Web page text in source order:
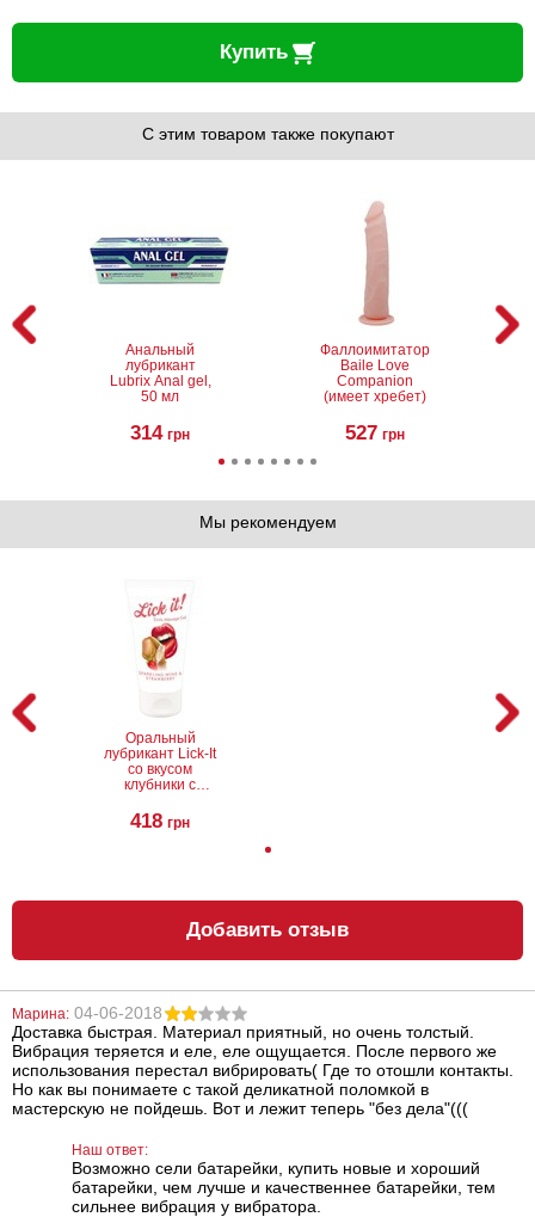
Купить
С этим товаром также покупают
Анальный
лубрикант
Lubrix Anal gel,
50 мл
314 грн
Фаллоимитатор
Baile Love
Companion
(имеет хребет)
527 грн
Трусы Push Up
Effect
932 грн
Насадка для
двойного
Mojo Blackjack
1066 грн
Антисептик для
наружного и
применения
раствор
мирамистина) в
спрее, 100 мл
295 грн
Мы рекомендуем
Оральный
лубрикант Lick-It
со вкусом
клубники с
мл
418 грн
Добавить отзыв
Марина: 04-06-2018
Доставка быстрая. Материал приятный, но очень толстый.
Вибрация теряется и еле, еле ощущается. После первого же
использования перестал вибрировать( Где то отошли контакты.
Но как вы понимаете с такой деликатной поломкой в
мастерскую не пойдешь. Вот и лежит теперь "без дела"(((
Наш ответ:
Возможно сели батарейки, купить новые и хороший
батарейки, чем лучше и качественнее батарейки, тем
сильнее вибрация у вибратора.